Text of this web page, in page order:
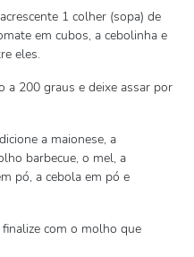
1 colher (sopa) de
em cubos, a cebolinha e
eles.
a 200 graus e deixe assar por
a maionese, a
barbecue, o mel, a
pó, a cebola em pó e
com o molho que